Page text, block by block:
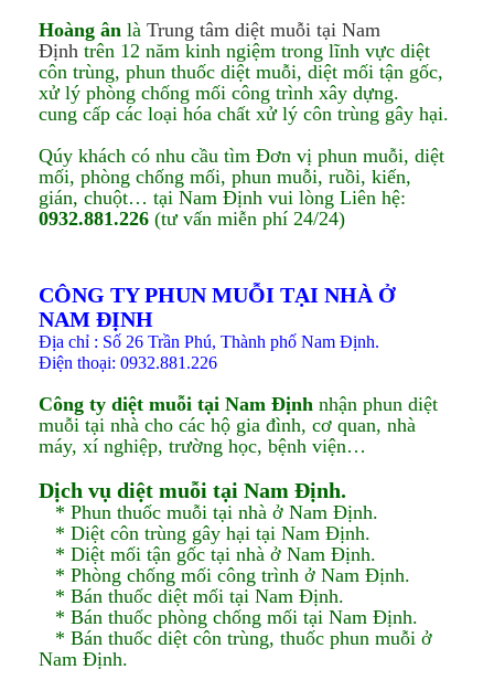
Hoàng ân là Trung tâm diệt muỗi tại Nam
Định trên 12 năm kinh ngiệm trong lĩnh vực diệt
côn trùng, phun thuốc diệt muỗi, diệt mối tận gốc,
xử lý phòng chống mối công trình xây dựng.
cung cấp các loại hóa chất xử lý côn trùng gây hại.
Qúy khách có nhu cầu tìm Đơn vị phun muỗi, diệt
mối, phòng chống mối, phun muỗi, ruồi, kiến,
gián, chuột… tại Nam Định vui lòng Liên hệ:
0932.881.226 (tư vấn miễn phí 24/24)
CÔNG TY PHUN MUỖI TẠI NHÀ Ở
NAM ĐỊNH
Địa chỉ : Số 26 Trần Phú, Thành phố Nam Định.
Điện thoại: 0932.881.226
Công ty diệt muỗi tại Nam Định nhận phun diệt
muỗi tại nhà cho các hộ gia đình, cơ quan, nhà
máy, xí nghiệp, trường học, bệnh viện…
Dịch vụ diệt muỗi tại Nam Định.​
* Phun thuốc muỗi tại nhà ở Nam Định.​
* Diệt côn trùng gây hại tại Nam Định.​
* Diệt mối tận gốc tại nhà ở Nam Định.​
* Phòng chống mối công trình ở Nam Định.​
* Bán thuốc diệt mối tại Nam Định.​
* Bán thuốc phòng chống mối tại Nam Định.​
* Bán thuốc diệt côn trùng, thuốc phun muỗi ở
Nam Định.​